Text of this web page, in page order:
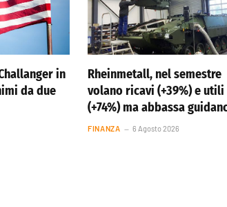
in
da due
Rheinmetall, nel semestre
volano ricavi (+39%) e utili
(+74%) ma abbassa
FINANZA 6 Agosto 2026